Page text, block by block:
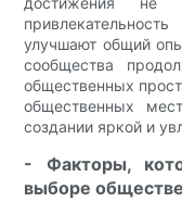
улучшают общий
сообщества
общественных
общественных
создании яркой и
- Факторы,
выборе